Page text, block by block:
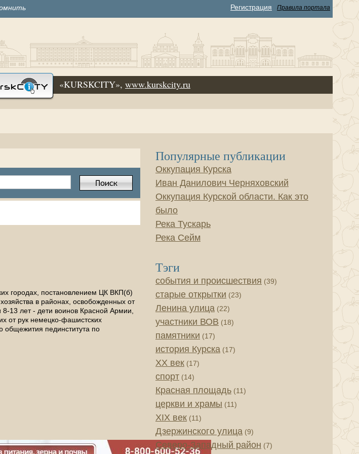
Регистрация Правила портала
«KURSKCITY», www.kurskcity.ru
городах, постановлением ЦК ВКП(б)
в районах, освобожденных от
13 лет - дети воинов Красной Армии,
от рук немецко-фашистских
общежития пединститута по
Популярные публикации
Оккупация Курска
Иван Данилович Черняховский
Оккупация Курской области. Как это
было
Река Тускарь
Река Сейм
Тэги
события и происшествия (39)
старые открытки (23)
Ленина улица (22)
участники ВОВ (18)
памятники (17)
история Курска (17)
XX век (17)
спорт (14)
Красная площадь (11)
церкви и храмы (11)
XIX век (11)
Дзержинского улица (9)
Северо-Западный район (7)